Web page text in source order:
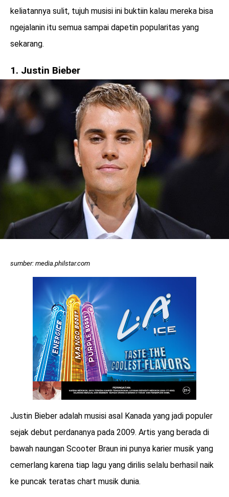
keliatannya sulit, tujuh musisi ini buktiin kalau mereka bisa
ngejalanin itu semua sampai dapetin popularitas yang
sekarang.
1. Justin Bieber
sumber: media.philstar.com
Justin Bieber adalah musisi asal Kanada yang jadi populer
sejak debut perdananya pada 2009. Artis yang berada di
bawah naungan Scooter Braun ini punya karier musik yang
cemerlang karena tiap lagu yang dirilis selalu berhasil naik
ke puncak teratas chart musik dunia.